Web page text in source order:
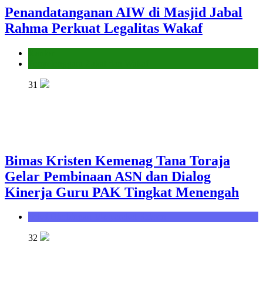
Penandatanganan AIW di Masjid Jabal
Rahma Perkuat Legalitas Wakaf
31
Bimas Kristen Kemenag Tana Toraja
Gelar Pembinaan ASN dan Dialog
Kinerja Guru PAK Tingkat Menengah
32